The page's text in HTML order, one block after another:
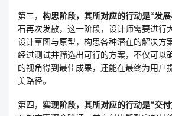
第三， 构思阶段，其所对应的行动是“发
石再次发散，这一阶段，设计师需要进行
设计草图与原型，构思各种潜在的解决方
经过测试并筛选出可行的方案，不仅可以
的视角得到最佳成果，还能在最终为用户
美路径。
第四， 实现阶段，其所对应的行动是“交